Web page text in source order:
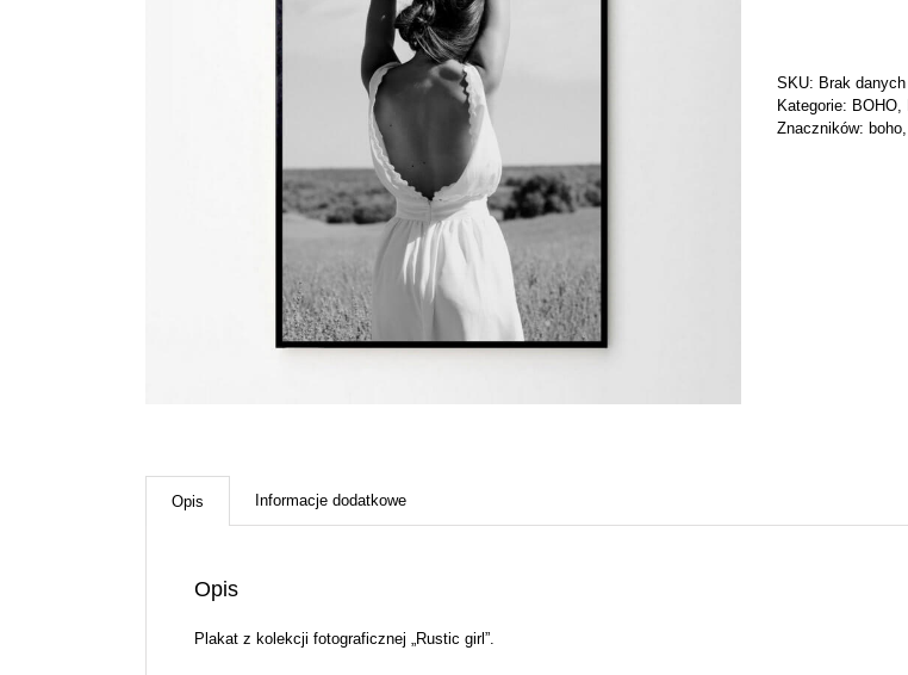
SKU: Brak danych
Kategorie: BOHO,
Znaczników: boho,
Opis Informacje dodatkowe
Opis
Plakat z kolekcji fotograficznej „Rustic girl”.